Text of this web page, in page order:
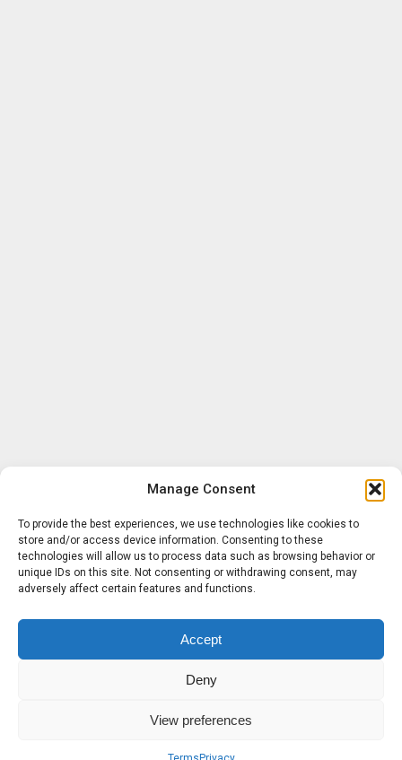
Manage Consent
To provide the best experiences, we use technologies like cookies to
store and/or access device information. Consenting to these
technologies will allow us to process data such as browsing behavior or
unique IDs on this site. Not consenting or withdrawing consent, may
adversely affect certain features and functions.
Accept
Deny
View preferences